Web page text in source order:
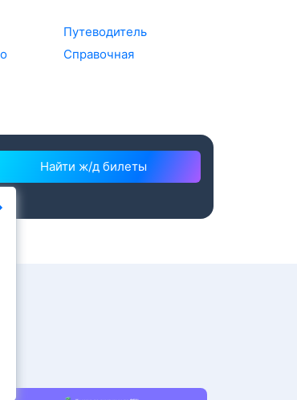
Путеводитель
Справочная
Найти ж/д билеты